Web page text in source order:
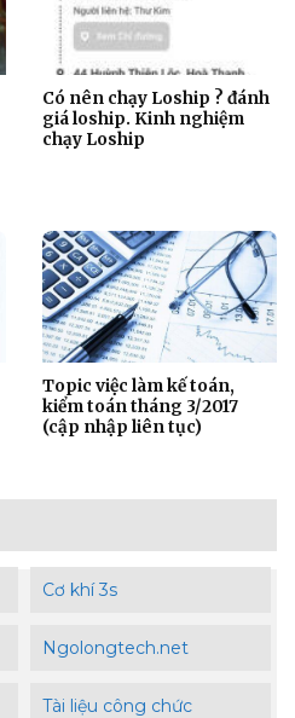
Có nên chạy Loship ? đánh
giá loship. Kinh nghiệm
chạy Loship
Topic việc làm kế toán,
kiểm toán tháng 3/2017
(cập nhập liên tục)
Cơ khí 3s
Ngolongtech.net
Tài liệu công chức